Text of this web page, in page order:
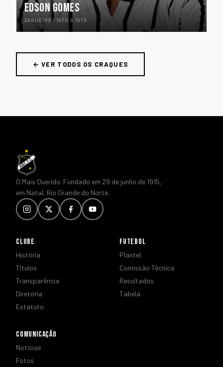
EDSON GOMES
ZAGUEIRO · 1970 A 1975
← VER TODOS OS CRAQUES
O Mais Querido. Fundado em 29 de junho de 1915,
em Natal, Rio Grande do Norte.
CLUBE
História
Títulos
Transparência
Diretoria
Estatuto
FUTEBOL
Plantel
Comissão Técnica
Resultados
Tabela
COMUNICAÇÃO
Notícias
Fotos